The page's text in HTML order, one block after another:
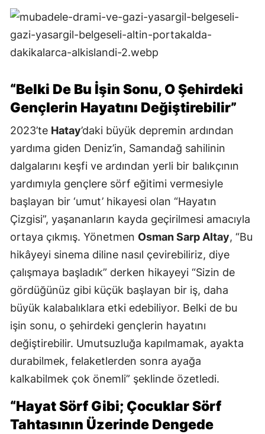
“Belki De Bu İşin Sonu, O Şehirdeki
Gençlerin Hayatını Değiştirebilir”
2023’te Hatay’daki büyük depremin ardından
yardıma giden Deniz’in, Samandağ sahilinin
dalgalarını keşfi ve ardından yerli bir balıkçının
yardımıyla gençlere sörf eğitimi vermesiyle
başlayan bir ‘umut’ hikayesi olan “Hayatın
Çizgisi”, yaşananların kayda geçirilmesi amacıyla
ortaya çıkmış. Yönetmen Osman Sarp Altay, “Bu
hikâyeyi sinema diline nasıl çevirebiliriz, diye
çalışmaya başladık” derken hikayeyi “Sizin de
gördüğünüz gibi küçük başlayan bir iş, daha
büyük kalabalıklara etki edebiliyor. Belki de bu
işin sonu, o şehirdeki gençlerin hayatını
değiştirebilir. Umutsuzluğa kapılmamak, ayakta
durabilmek, felaketlerden sonra ayağa
kalkabilmek çok önemli” şeklinde özetledi.
“Hayat Sörf Gibi; Çocuklar Sörf
Tahtasının Üzerinde Dengede